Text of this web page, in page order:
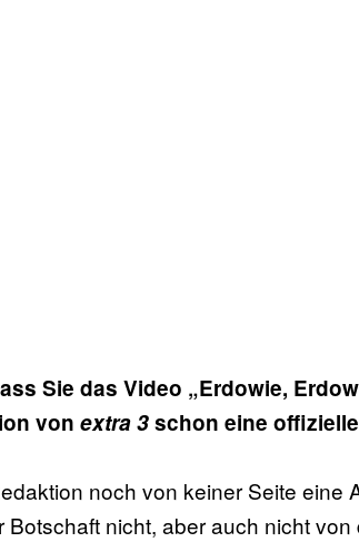
Sie das Video „Erdowie,
von extra 3schon eine
noch von keiner Seite eine
nicht, aber auch nicht von